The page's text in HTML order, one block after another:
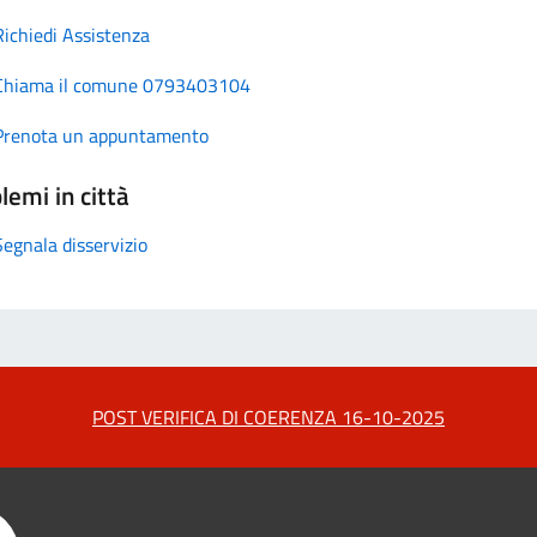
Assistenza
il comune 0793403104
un appuntamento
in città
disservizio
POST VERIFICA DI COERENZA 16-10-2025